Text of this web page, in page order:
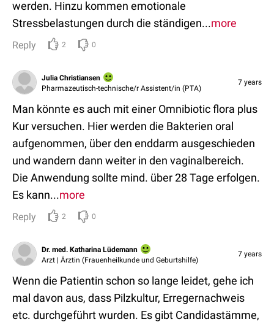
werden. Hinzu kommen emotionale
Stressbelastungen durch die ständigen...more
Reply 2 0
Julia Christiansen
Pharmazeutisch-technische/r Assistent/in (PTA)
7 years
Man könnte es auch mit einer Omnibiotic flora plus
Kur versuchen. Hier werden die Bakterien oral
aufgenommen, über den enddarm ausgeschieden
und wandern dann weiter in den vaginalbereich.
Die Anwendung sollte mind. über 28 Tage erfolgen.
Es kann...more
Reply 2 0
Dr. med. Katharina Lüdemann
Arzt | Ärztin (Frauenheilkunde und Geburtshilfe)
7 years
Wenn die Patientin schon so lange leidet, gehe ich
mal davon aus, dass Pilzkultur, Erregernachweis
etc. durchgeführt wurden. Es gibt Candidastämme,